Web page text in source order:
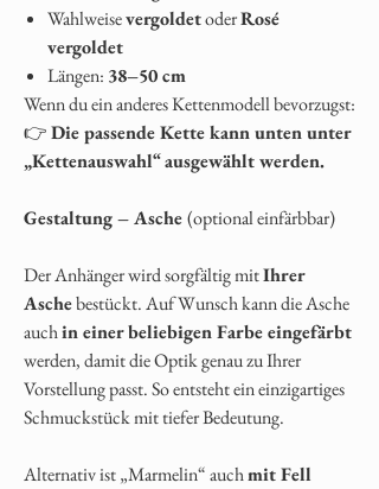
WahlweisevergoldetoderRosé
vergoldet
Längen: 38–50 cm
Wenn du ein anderes Kettenmodell bevorzugst:
👉Die passende Kette kann unten unter
„Kettenauswahl“ ausgewählt werden.
Gestaltung – Asche(optional einfärbbar)
Der Anhänger wird sorgfältig mitIhrer
Aschebestückt. Auf Wunsch kann die Asche
auchin einer beliebigen Farbe eingefärbt
werden, damit die Optik genau zu Ihrer
Vorstellung passt. So entsteht ein einzigartiges
Schmuckstück mit tiefer Bedeutung.
Alternativ ist „Marmelin“ auchmit Fell